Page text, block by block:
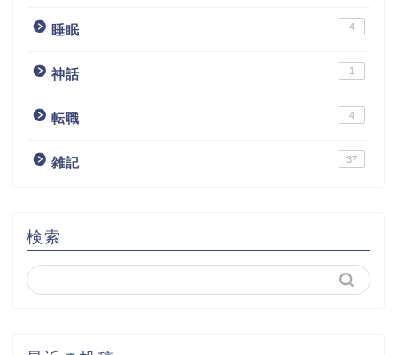
睡眠 4
神話 1
転職 4
雑記 37
検索